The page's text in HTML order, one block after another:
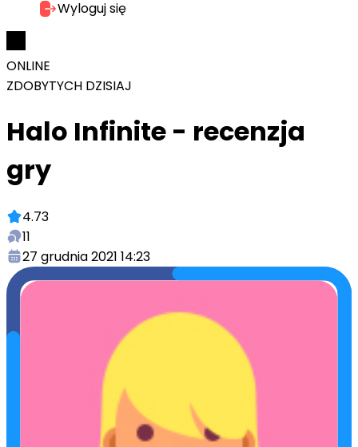
Wyloguj się
ONLINE
ZDOBYTYCH DZISIAJ
Halo Infinite - recenzja
gry
4.73
11
27 grudnia 2021 14:23